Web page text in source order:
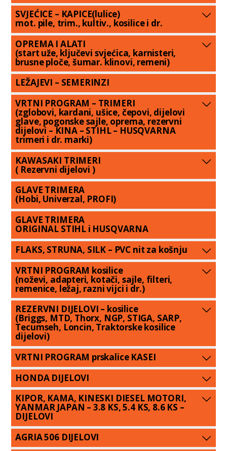
SVJEĆICE – KAPICE(lulice)
mot. pile, trim., kultiv., kosilice i dr.
OPREMA I ALATI
(start uže, ključevi svjećica, karnisteri,
brusne ploče, šumar. klinovi, remeni)
LEŽAJEVI – SEMERINZI
VRTNI PROGRAM – TRIMERI
(zglobovi, kardani, ušice, čepovi, dijelovi
glave, pogonske sajle, oprema, rezervni
dijelovi – KINA – STIHL – HUSQVARNA
trimeri i dr. marki)
KAWASAKI TRIMERI
( Rezervni dijelovi )
GLAVE TRIMERA
(Hobi, Univerzal, PROFI)
GLAVE TRIMERA
ORIGINAL STIHL i HUSQVARNA
FLAKS, STRUNA, SILK – PVC nit za košnju
VRTNI PROGRAM kosilice
(noževi, adapteri, kotači, sajle, filteri,
remenice, ležaj, razni vijci i dr.)
REZERVNI DIJELOVI – kosilice
(Briggs, MTD, Thorx, NGP, STIGA, SARP,
Tecumseh, Loncin, Traktorske kosilice
dijelovi)
VRTNI PROGRAM prskalice KASEI
HONDA DIJELOVI
KIPOR, KAMA, KINESKI DIESEL MOTORI,
YANMAR JAPAN – 3.8 KS, 5.4 KS, 8.6 KS –
DIJELOVI
AGRIA 506 DIJELOVI